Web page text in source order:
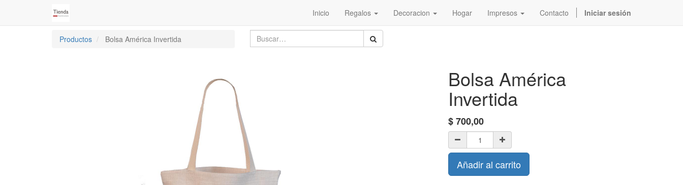
Inicio Regalos Decoracion Hogar Impresos Contacto Iniciar sesión
Productos Bolsa América Invertida
Bolsa América
Invertida
$700,00
Añadir al carrito